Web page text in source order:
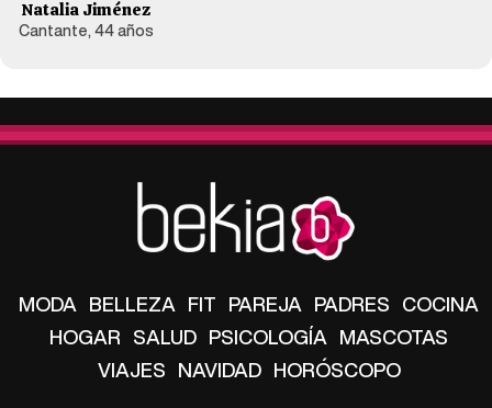
Natalia Jiménez
Cantante, 44 años
MODA BELLEZA FIT PAREJA PADRES COCINA
HOGAR SALUD PSICOLOGÍA MASCOTAS
VIAJES NAVIDAD HORÓSCOPO